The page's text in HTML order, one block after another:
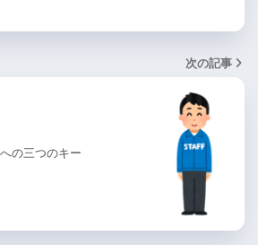
次の記事
の三つのキー